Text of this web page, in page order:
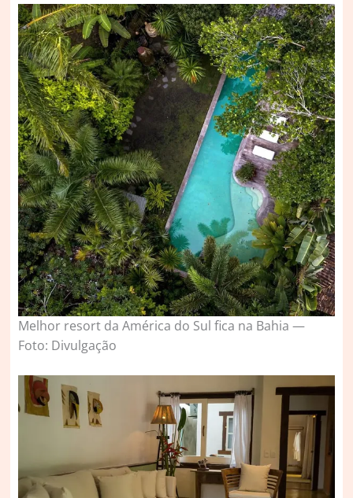
Melhor resort da América do Sul fica na Bahia —
Foto: Divulgação